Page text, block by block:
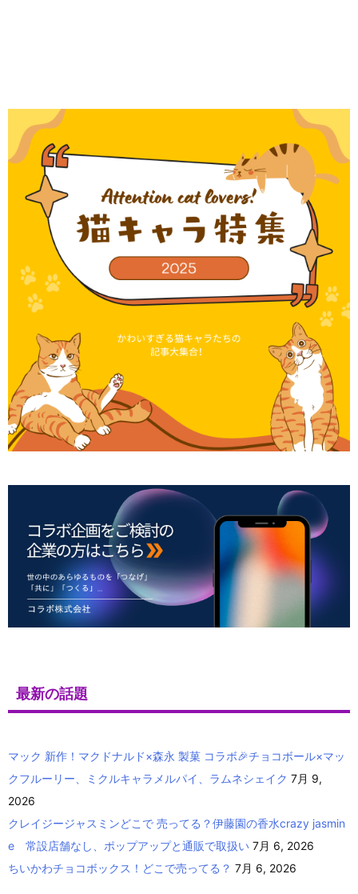
最新の話題
マック 新作！マクドナルド×森永 製菓 コラボ🎉チョコボール×マッ
クフルーリー、ミクルキャラメルパイ、ラムネシェイク 7月 9,
2026
クレイジージャスミンどこで 売ってる？伊藤園の香水crazy jasmin
e 常設店舗なし、ポップアップと通販で取扱い 7月 6, 2026
ちいかわチョコボックス！どこで売ってる？ 7月 6, 2026